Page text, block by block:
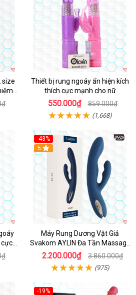
size
Thiết bị rung ngoáy ẩn hiện kích
thích cực mạnh cho nữ
550.000₫ 859.000₫
(1,668)
-43%
Hot
5
Máy Rung Dương Vật Giả
Svakom AYLIN Đa Tần Massage
Sướng
2.200.000₫ 3.860.000₫
(975)
-19%